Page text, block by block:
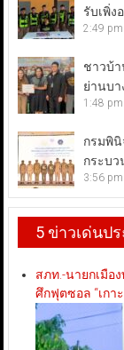
รับเพิ่ง
2:49 pm
ชาวบ้า
ย่านบา
1:48 pm
กรมพิ
กระบ
3:56 pm
5 ข่าวเด่นป
สภท.-นายกเมือ
ศึกฟุตซอล “เกา